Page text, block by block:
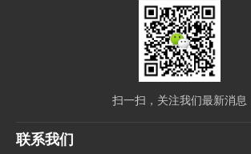
扫一扫，关注我们最新消息
联系我们